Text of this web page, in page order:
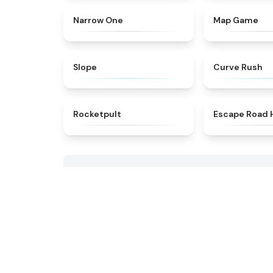
Narrow One Map Game
Slope Curve Rush
Rocketpult Escape Road